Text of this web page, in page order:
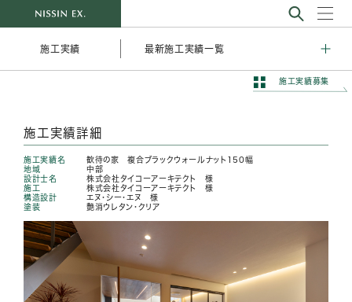
施工実績 最新施工実績一覧
施工実績募集
施工実績詳細
施工実績名
歓待の家 複合ブラックウォールナット150幅
地域
中部
設計士名
株式会社タイコーアーキテクト 様
施工
株式会社タイコーアーキテクト 様
構造設計
エヌ・シー・エヌ 様
塗装
艶消ウレタン・クリア